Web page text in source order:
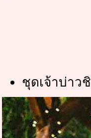
ชุดเจ้าบ่าว